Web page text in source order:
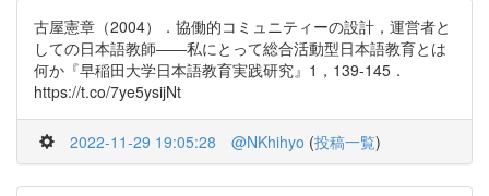
古屋憲章（2004）．協働的コミュニティーの設計，運営者と
しての日本語教師――私にとって総合活動型日本語教育とは
何か『早稲田大学日本語教育実践研究』1，139-145．
https://t.co/7ye5ysijNt
2022-11-29 19:05:28 @NKhihyo (投稿一覧)